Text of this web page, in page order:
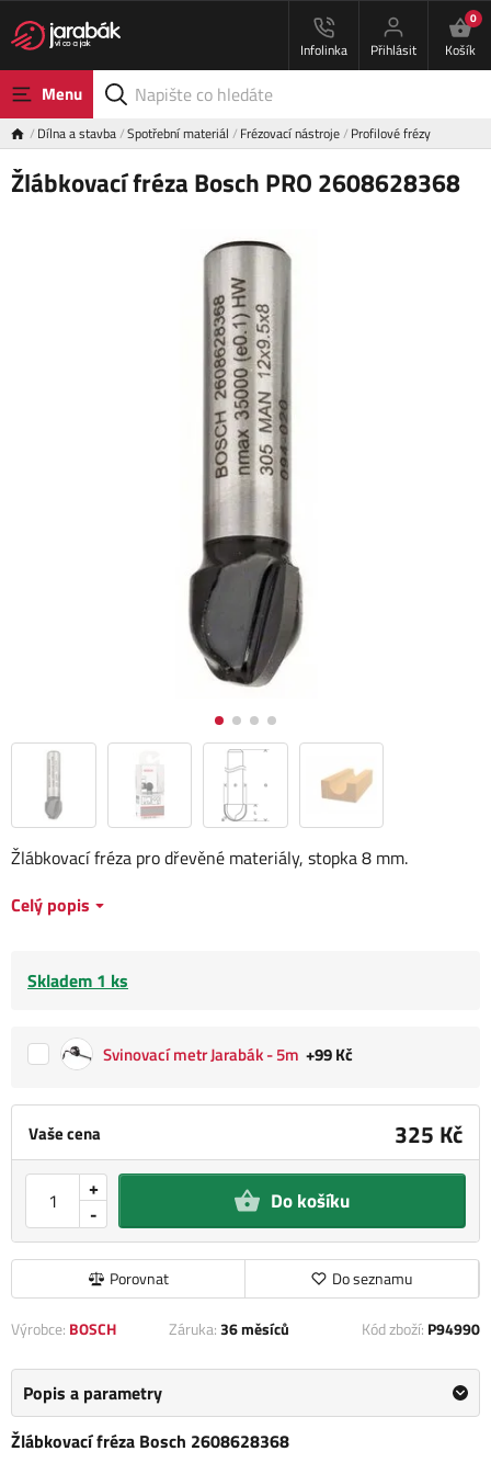
Infolinka Přihlásit
0
Košík
Menu
Dílna a stavba Spotřební materiál Frézovací nástroje Profilové frézy
Žlábkovací fréza Bosch PRO 2608628368
Vaše cena 325 Kč
-
+ Do košíku
Porovnat Do seznamu
Žlábkovací fréza pro dřevěné materiály, stopka 8 mm.
Celý popis
Skladem 1 ks
Svinovací metr Jarabák - 5m +99 Kč
Výrobce: BOSCH Záruka:36 měsíců Kód zboží: P94990
Popis a parametry
Žlábkovací fréza Bosch 2608628368